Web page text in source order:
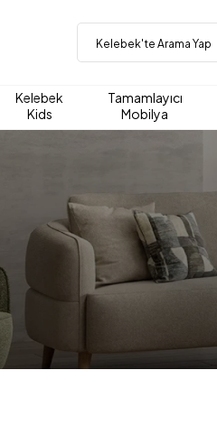
Kelebek
Kids
Tamamlayıcı
Mobilya